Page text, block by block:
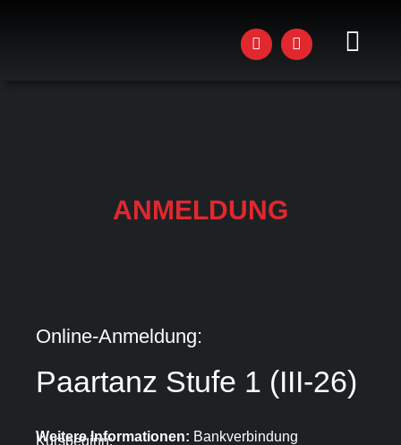
ANMELDUNG
Contact
Email *
Online-Anmeldung:
Paartanz Stufe 1 (III-26)
Weitere Informationen: Bankverbindung
Kursbeginn: